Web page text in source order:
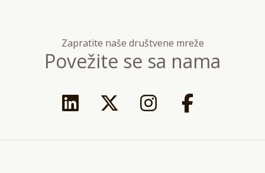
Zapratite naše društvene mreže
Povežite se sa nama